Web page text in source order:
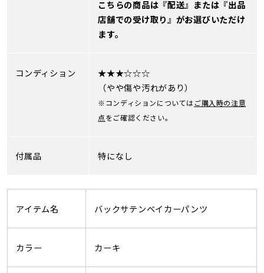
こちらの商品は『配送』または『出品
店舗での受け取り』がお選びいただけ
ます。
コンディション
★★★☆☆☆
（やや傷や汚れがあり）
※コンディションについてはご購入時の注意
点をご確認ください。
付属品 特になし
アイテム名 バックサテンベイカーパンツ
カラー カーキ